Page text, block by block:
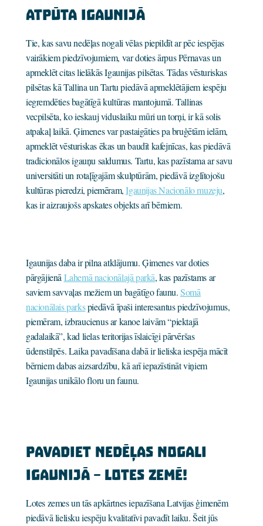
Atpūta Igaunijā
Tie, kas savu nedēļas nogali vēlas piepildīt ar pēc iespējas
vairākiem piedzīvojumiem, var doties ārpus Pērnavas un
apmeklēt citas lielākās Igaunijas pilsētas. Tādas vēsturiskas
pilsētas kā Tallina un Tartu piedāvā apmeklētājiem iespēju
iegremdēties bagātīgā kultūras mantojumā. Tallinas
vecpilsēta, ko ieskauj viduslaiku mūri un torņi, ir kā solis
atpakaļ laikā. Ģimenes var pastaigāties pa bruģētām ielām,
apmeklēt vēsturiskas ēkas un baudīt kafejnīcas, kas piedāvā
tradicionālos igauņu saldumus. Tartu, kas pazīstama ar savu
universitāti un rotaļīgajām skulptūrām, piedāvā izglītojošu
kultūras pieredzi, piemēram,Igaunijas Nacionālo muzeju,
kas ir aizraujošs apskates objekts arī bērniem.
Igaunijas daba ir pilna atklājumu. Ģimenes var doties
pārgājienā Lahemā nacionālajā parkā, kas pazīstams ar
saviem savvaļas mežiem un bagātīgo faunu.Somā
nacionālais parkspiedāvā īpaši interesantus piedzīvojumus,
piemēram, izbraucienus ar kanoe laivām “piektajā
gadalaikā”, kad lielas teritorijas īslaicīgi pārvēršas
ūdenstilpēs. Laika pavadīšana dabā ir lieliska iespēja mācīt
bērniem dabas aizsardzību, kā arī iepazīstināt viņiem
Igaunijas unikālo floru un faunu.
Pavadiet nedēļas nogali
Igaunijā – Lotes zemē!
Lotes zemes un tās apkārtnes iepazīšana Latvijas ģimenēm
piedāvā lielisku iespēju kvalitatīvi pavadīt laiku. Šeit jūs